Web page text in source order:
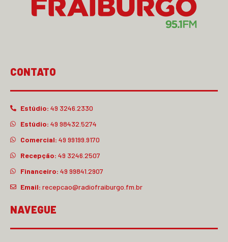
CONTATO
Estúdio: 49 3246.2330
Estúdio: 49 98432.5274
Comercial: 49 99199.9170
Recepção: 49 3246.2507
Financeiro: 49 99841.2907
Email: recepcao@radiofraiburgo.fm.br
NAVEGUE